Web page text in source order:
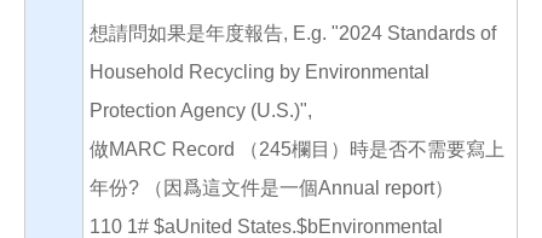
想請問如果是年度報告, E.g. "2024 Standards of
Household Recycling by Environmental
Protection Agency (U.S.)",
做MARC Record （245欄目）時是否不需要寫上
年份? （因爲這文件是一個Annual report）
110 1# $aUnited States.$bEnvironmental